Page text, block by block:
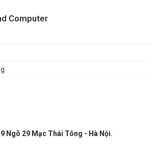
Computer
Ngõ 29 Mạc Thái Tông - Hà Nội.